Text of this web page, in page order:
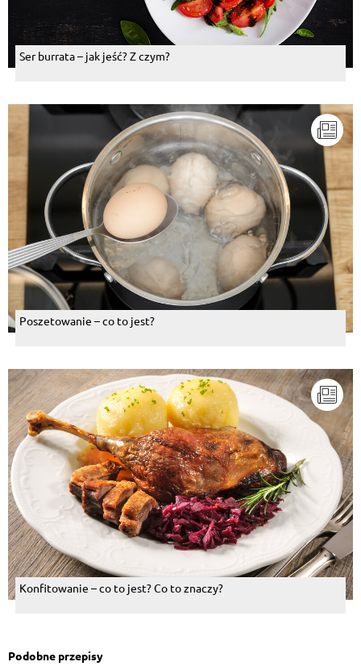
Ser burrata – jak jeść? Z czym?
Poszetowanie – co to jest?
Konfitowanie – co to jest? Co to znaczy?
Podobne przepisy